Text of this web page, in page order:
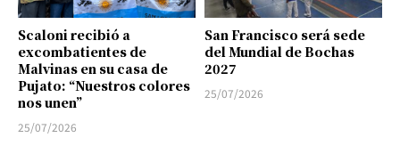
Scaloni recibió a
excombatientes de
Malvinas en su casa de
Pujato: “Nuestros colores
nos unen”
25/07/2026
San Francisco será sede
del Mundial de Bochas
2027
25/07/2026